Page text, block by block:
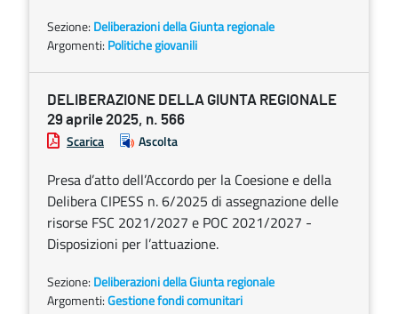
Sezione: Deliberazioni della Giunta regionale
Argomenti: Politiche giovanili
DELIBERAZIONE DELLA GIUNTA REGIONALE
29 aprile 2025, n. 566
Scarica Ascolta
Presa d’atto dell’Accordo per la Coesione e della
Delibera CIPESS n. 6/2025 di assegnazione delle
risorse FSC 2021/2027 e POC 2021/2027 -
Disposizioni per l’attuazione.
Sezione: Deliberazioni della Giunta regionale
Argomenti:Gestione fondi comunitari